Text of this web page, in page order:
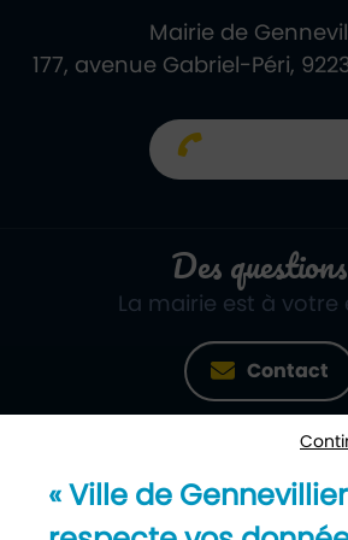
Mairie de
177, avenue Gabriel-Péri,
Des
La mairie est à votre
Contact
Newsletter
« Ville de